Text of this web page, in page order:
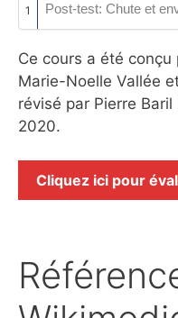
1 Post-test: Chute et
Ce cours a été
Marie-Noelle Vallée
révisé par Pierre
2020.
Cliquez ici pour